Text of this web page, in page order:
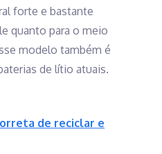
forte e bastante
quanto para o meio
modelo também é
de lítio atuais.
de reciclar e